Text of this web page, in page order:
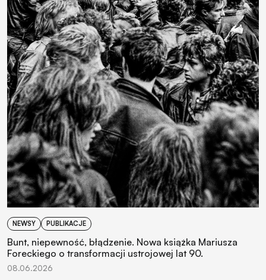
NEWSY PUBLIKACJE
Bunt, niepewność, błądzenie. Nowa książka Mariusza
Foreckiego o transformacji ustrojowej lat 90.
08.06.2026